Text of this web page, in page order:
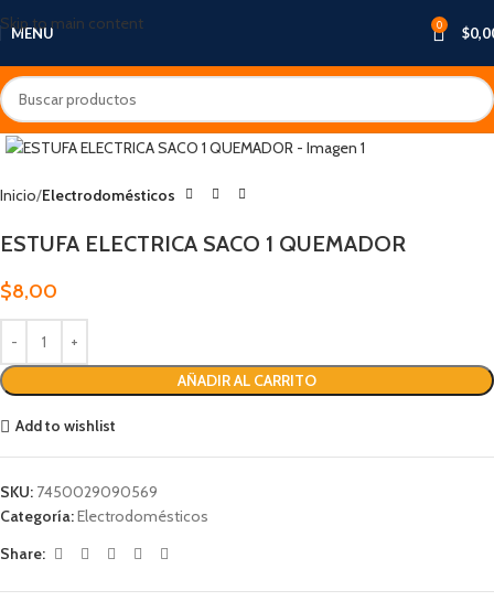
Skip to main content
MENU 0 $
Inicio Electrodomésticos
ESTUFA ELECTRICA SACO 1 QUEMADOR
$8,00
AÑADIR AL CARRITO
Add to wishlist
SKU: 7450029090569
Categoría:Electrodomésticos
Share: